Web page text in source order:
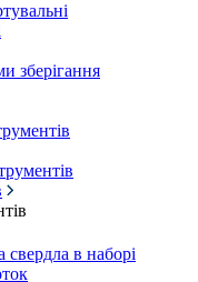
зберігання
свердла в наборі